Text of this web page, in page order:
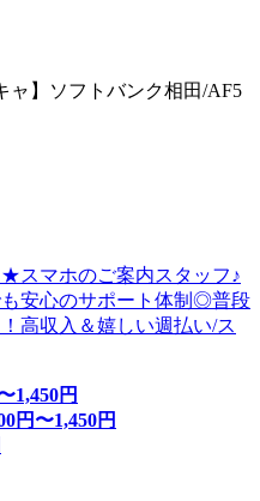
ャ】ソフトバンク相田/AF5
スマホのご案内スタッフ♪
安心のサポート体制◎普段
高収入＆嬉しい週払い/ス
1,450円
円〜1,450円